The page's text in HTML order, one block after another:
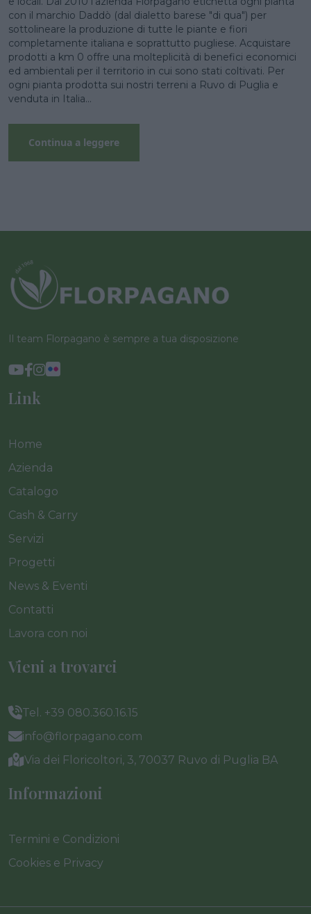
con il marchio Daddò (dal dialetto barese "di qua") per
sottolineare la produzione di tutte le piante e fiori
completamente italiana e soprattutto pugliese. Acquistare
prodotti a km 0 offre una molteplicità di benefici economici
ed ambientali per il territorio in cui sono stati coltivati. Per
ogni pianta prodotta sui nostri terreni a Ruvo di Puglia e
venduta in Italia...
Continua a leggere
Il team Florpagano è sempre a tua disposizione
Link
Home
Azienda
Catalogo
Cash & Carry
Servizi
Progetti
News & Eventi
Contatti
Lavora con noi
Vieni a trovarci
Tel. +39 080.360.16.15
info@florpagano.com
Via dei Floricoltori, 3, 70037 Ruvo di Puglia BA
Informazioni
Termini e Condizioni
Cookies e Privacy